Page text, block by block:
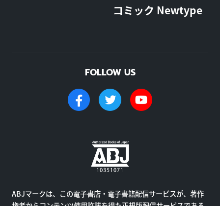
コミック Newtype
FOLLOW US
ABJマークは、この電子書店・電子書籍配信サービスが、著作